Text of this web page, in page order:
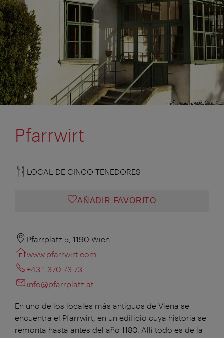
Pfarrwirt
LOCAL DE CINCO TENEDORES
AÑADIR FAVORITO
Pfarrplatz 5, 1190 Wien
www.pfarrwirt.com
+43 1 370 73 73
info@pfarrplatz.at
En uno de los locales más antiguos de Viena se
encuentra el Pfarrwirt, en un edificio cuya historia se
remonta hasta antes del año 1180. Allí todo es de la